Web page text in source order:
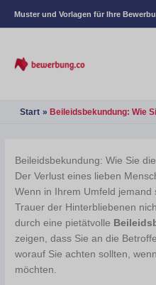
Muster und Vorlagen für Ihre
Start Beileidsbekundung: Wie
Beileidsbekundung: Wie Sie
Der Verlust eines lieben
Wenn in Ihrem Umfeld jemand
Trauer der Hinterbliebenen
durch eine pietätvolle
zeigen, dass Sie an die
worauf Sie achten sollten,
möchten.